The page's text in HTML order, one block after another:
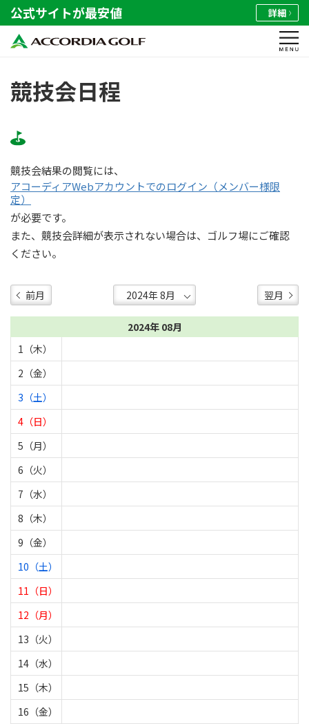
公式サイトが最安値 詳細
競技会日程
競技会結果の閲覧には、
アコーディアWebアカウントでのログイン（メンバー様限
定）
が必要です。
また、競技会詳細が表示されない場合は、ゴルフ場にご確認
ください。
前月 翌月
2024年 08月
1（木）
2（金）
3（土）
4（日）
5（月）
6（火）
7（水）
8（木）
9（金）
10（土）
11（日）
12（月）
13（火）
14（水）
15（木）
16（金）